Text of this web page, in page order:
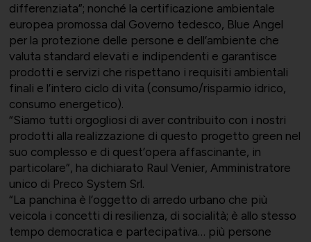
differenziata”; nonché la certificazione ambientale
europea promossa dal Governo tedesco, Blue Angel
per la protezione delle persone e dell’ambiente che
valuta standard elevati e indipendenti e garantisce
prodotti e servizi che rispettano i requisiti ambientali
finali e l’intero ciclo di vita (consumo/risparmio idrico,
consumo energetico).
“Siamo tutti orgogliosi di aver contribuito con i nostri
prodotti alla realizzazione di questo progetto green nel
suo complesso e di quest’opera affascinante, in
particolare”, ha dichiarato Raul Venier, Amministratore
unico di Preco System Srl.
“La panchina è l’oggetto di arredo urbano che più
veicola i concetti di resilienza, di socialità; è allo stesso
tempo democratica e partecipativa… più persone